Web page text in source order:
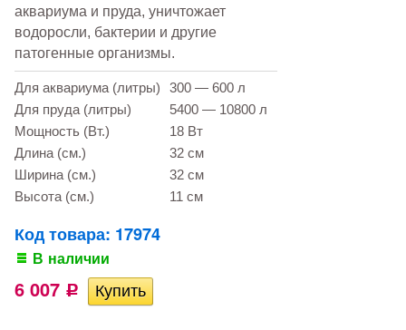
аквариума и пруда, уничтожает
водоросли, бактерии и другие
патогенные организмы.
Для аквариума (литры)
300 — 600 л
Для пруда (литры)
5400 — 10800 л
Мощность (Вт.)
18 Вт
Длина (см.)
32 см
Ширина (см.)
32 см
Высота (см.)
11 см
Код товара: 17974
В наличии
6 007 Р